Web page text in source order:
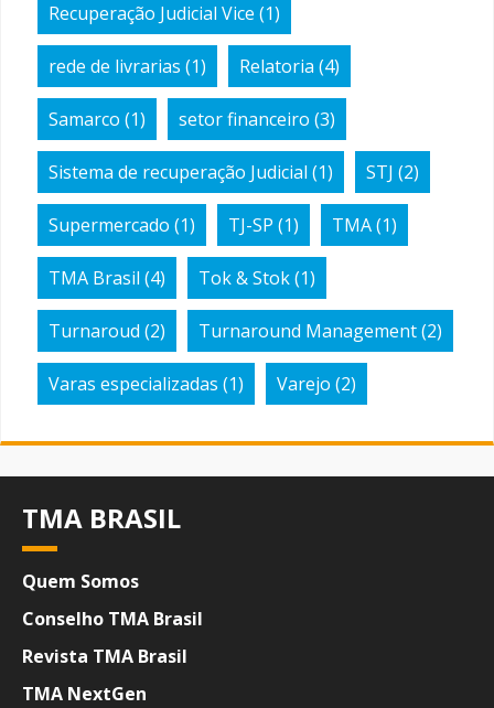
Recuperação Judicial Vice (1)
rede de livrarias (1) Relatoria (4)
Samarco (1) setor financeiro (3)
Sistema de recuperação Judicial (1) STJ (2)
Supermercado (1) TJ-SP (1) TMA(1)
TMA Brasil (4) Tok & Stok(1)
Turnaroud (2) Turnaround Management(2)
Varas especializadas (1) Varejo (2)
TMA BRASIL
Quem Somos
Conselho TMA Brasil
Revista TMA Brasil
TMA NextGen